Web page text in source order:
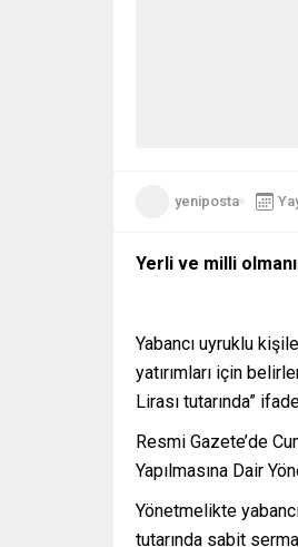
yeniposta
Yerli ve milli
Yabancı uyruklu
yatırımları için
Lirası tutarında”
Resmi Gazete’de
Yapılmasına Dair
Yönetmelikte
tutarında sabit